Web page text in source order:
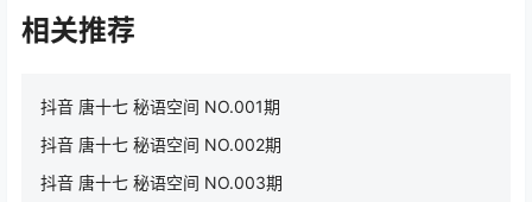
相关推荐
抖音 唐十七 秘语空间 NO.001期
抖音 唐十七 秘语空间 NO.002期
抖音 唐十七 秘语空间 NO.003期